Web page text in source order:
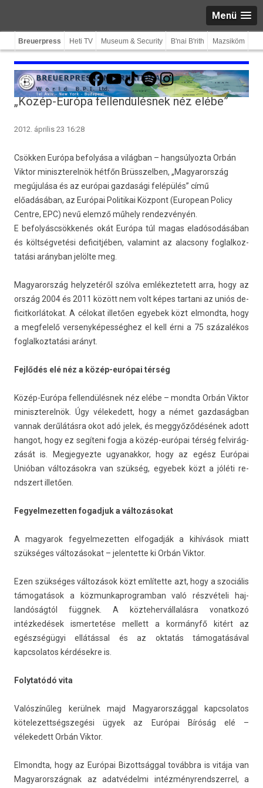
Menü
Breuerpress Heti TV Museum & Security B'nai B'rith Mazsiköm
Facebook
YouTube
TikTokSpotifyInstagram
„Közép-Európa fellendülésnek néz elébe”
2012. április 23 16:28
Csökken Európa befolyása a világban – hangsúlyozta Orbán
Viktor miniszterelnök hétfőn Brüsszelben, „Magyarország
megújulása és az európai gazdasági felépülés” című
előadásában, az Európai Politikai Központ (European Policy
Centre, EPC) nevű elemző műhely rendezvényén.
E be­folyáscsök­kenés okát Európa túl magas eladósodásában
és költségvetési de­ficit­jéb­en, valamint az al­ac­sony fog­lalkoz­
tatási arányban jelölte meg.
Magyarország helyzetéről szólva em­lékez­tetett arra, hogy az
ország 2004 és 2011 között nem volt képes tar­tani az uniós de­
ficit­korlátokat. A célokat illetően egyebek közt el­mondta, hogy
a meg­felelő ver­senyképes­séghez el kell érni a 75 százalékos
fog­lalkoz­tatási arányt.
Fejlődés elé néz a közép-európai térség
Közép-Európa fel­lendülés­nek néz elébe – mondta Orbán Vik­tor
miniszterel­nök. Úgy vélekedett, hogy a német gaz­daság­ban
van­nak derűlátásra okot adó jelek, és meggyőződésének adott
han­got, hogy ez segíteni fogja a közép-európai térség fel­virág­
zását is. Meg­jegyez­te ugyanak­kor, hogy az egész Európai
Unióban változásokra van szükség, egyebek közt a jóléti re­
ndszert illetően.
Fegyel­mezett­en fogad­juk a változásokat
A magyarok fegyel­mezett­en el­fogad­ják a kihívások miatt
szükséges változásokat – jelen­tette ki Orbán Vik­tor.
Ezen szükséges változások közt említette azt, hogy a szociális
támogatások a köz­munkap­rogram­ban való részvételi haj­
landóság­tól függnek. A köz­teher­vállalás­ra vonat­kozó
intézkedések is­mertetése mel­lett a kormányfő kitért az
egészségügyi ellátással és az oktatás támogatásával
kapcsolatos kérdésekre is.
Folytatódó vita
Valószínűleg kerülnek majd Magyarországg­al kapcsolatos
kötelezettségszegési ügyek az Európai Bíróság elé –
vélekedett Orbán Vik­tor.
El­mondta, hogy az Európai Bi­zottságg­al továbbra is vitája van
Magyarország­nak az adatvédelmi in­téz­ményrendszer­rel, a